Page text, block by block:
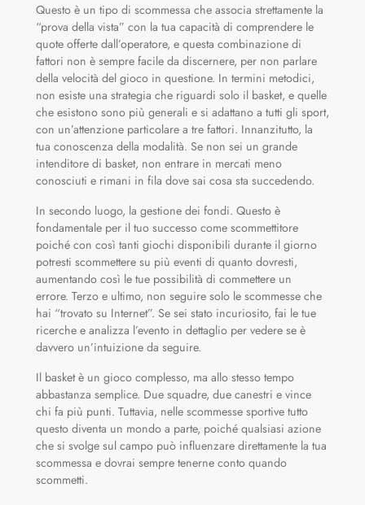
Questo è un tipo di scommessa che associa strettamente la
“prova della vista” con la tua capacità di comprendere le
quote offerte dall’operatore, e questa combinazione di
fattori non è sempre facile da discernere, per non parlare
della velocità del gioco in questione. In termini metodici,
non esiste una strategia che riguardi solo il basket, e quelle
che esistono sono più generali e si adattano a tutti gli sport,
con un’attenzione particolare a tre fattori. Innanzitutto, la
tua conoscenza della modalità. Se non sei un grande
intenditore di basket, non entrare in mercati meno
conosciuti e rimani in fila dove sai cosa sta succedendo.
In secondo luogo, la gestione dei fondi. Questo è
fondamentale per il tuo successo come scommettitore
poiché con così tanti giochi disponibili durante il giorno
potresti scommettere su più eventi di quanto dovresti,
aumentando così le tue possibilità di commettere un
errore. Terzo e ultimo, non seguire solo le scommesse che
hai “trovato su Internet”. Se sei stato incuriosito, fai le tue
ricerche e analizza l’evento in dettaglio per vedere se è
davvero un’intuizione da seguire.
Il basket è un gioco complesso, ma allo stesso tempo
abbastanza semplice. Due squadre, due canestri e vince
chi fa più punti. Tuttavia, nelle scommesse sportive tutto
questo diventa un mondo a parte, poiché qualsiasi azione
che si svolge sul campo può influenzare direttamente la tua
scommessa e dovrai sempre tenerne conto quando
scommetti.